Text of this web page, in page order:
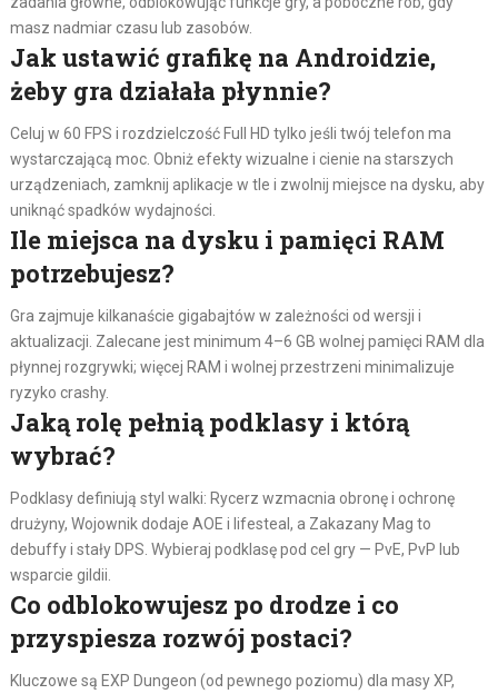
masz nadmiar czasu lub zasobów.
Jak ustawić grafikę na Androidzie,
żeby gra działała płynnie?
Celuj w 60 FPS i rozdzielczość Full HD tylko jeśli twój telefon ma
wystarczającą moc. Obniż efekty wizualne i cienie na starszych
urządzeniach, zamknij aplikacje w tle i zwolnij miejsce na dysku, aby
uniknąć spadków wydajności.
Ile miejsca na dysku i pamięci RAM
potrzebujesz?
Gra zajmuje kilkanaście gigabajtów w zależności od wersji i
aktualizacji. Zalecane jest minimum 4–6 GB wolnej pamięci RAM dla
płynnej rozgrywki; więcej RAM i wolnej przestrzeni minimalizuje
ryzyko crashy.
Jaką rolę pełnią podklasy i którą
wybrać?
Podklasy definiują styl walki: Rycerz wzmacnia obronę i ochronę
drużyny, Wojownik dodaje AOE i lifesteal, a Zakazany Mag to
debuffy i stały DPS. Wybieraj podklasę pod cel gry — PvE, PvP lub
wsparcie gildii.
Co odblokowujesz po drodze i co
przyspiesza rozwój postaci?
Kluczowe są EXP Dungeon (od pewnego poziomu) dla masy XP,